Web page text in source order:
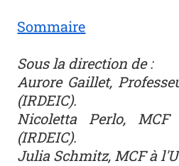
Sommaire
Sous la direction de :
Aurore Gaillet,
(IRDEIC).
Nicoletta Perlo,
(IRDEIC).
Julia Schmitz, MCF à